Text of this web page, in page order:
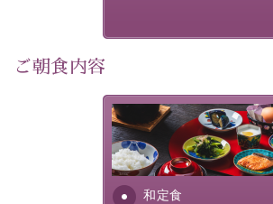
・諏訪大社4社を巡る無料参拝バス（
・館内着をご用意
・就寝用パジャマをご用意
・環境に配慮したアメニティをご用意
・館内フリーWi-Fi
・チェックイン15時、チェックアウト
ご朝食内容
和定食
さっぱりとした和食膳に
れる食材は、諏訪の名産
ふんだんに取り入れ、安
安全を心掛けた長野県産